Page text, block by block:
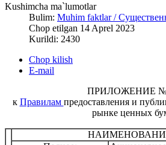
Kushimcha ma`lumotlar
Bulim: Muhim faktlar /
Chop etilgan 14 Aprel 2023
Kurildi: 2430
Chop kilish
E-mail
ПРИЛОЖЕНИЕ №
к Правилам предоставления и
рынке ценных